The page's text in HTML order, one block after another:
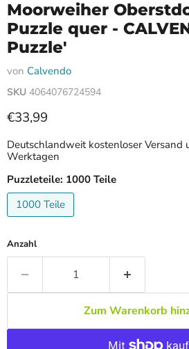
Moorweiher
Puzzle quer -
Puzzle'
von Calvendo
SKU 4064076724594
Aktueller Preis
€33,99
Deutschlandweit kostenloser Versand
Werktagen
Puzzleteile: 1000 Teile
1000 Teile
Anzahl
Zum Warenkorb